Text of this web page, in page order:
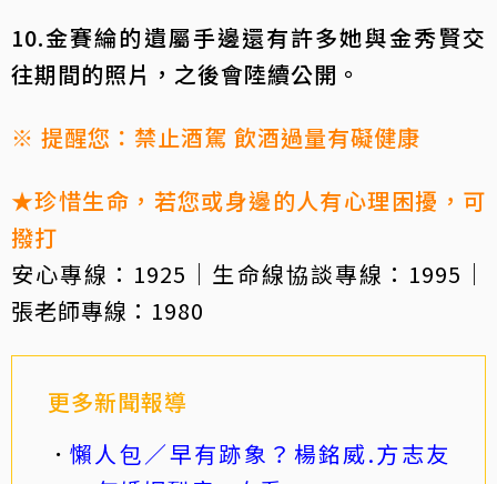
10.金賽綸的遺屬手邊還有許多她與金秀賢交
往期間的照片，之後會陸續公開。
※ 提醒您：禁止酒駕 飲酒過量有礙健康
★珍惜生命，若您或身邊的人有心理困擾，可
撥打
安心專線：1925｜生命線協談專線：1995｜
張老師專線：1980
更多新聞報導
懶人包／早有跡象？楊銘威.方志友